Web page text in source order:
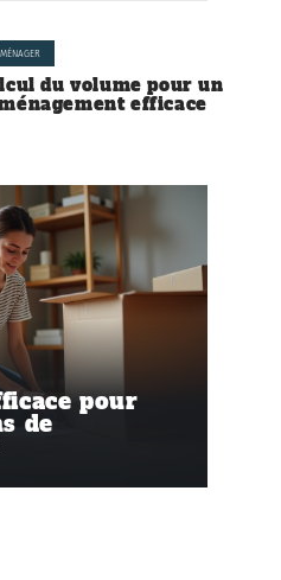
du volume pour un
efficace
pour
de